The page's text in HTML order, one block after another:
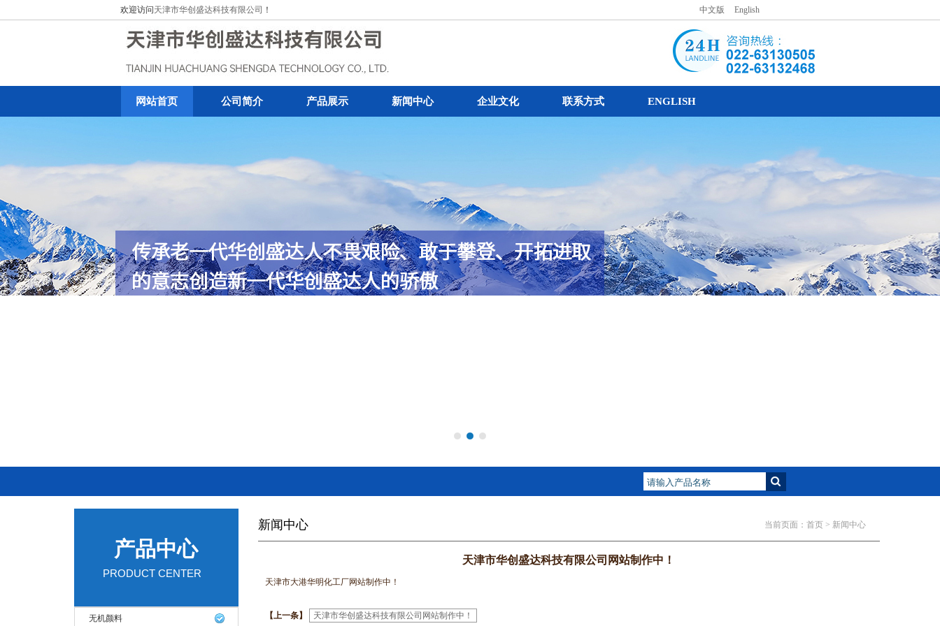
欢迎访问 天津市华创盛达科技有限公司 ！ 中文版 English
网站首页 公司简介 产品展示 新闻中心 企业文化 联系方式 ENGLISH
产品中心
PRODUCT CENTER
无机颜料
新闻中心 当前页面： 首页> 新闻中心
天津市华创盛达科技有限公司网站制作中！
天津市大港华明化工厂网站制作中！
【上一条】
天津市华创盛达科技有限公司网站制作中！